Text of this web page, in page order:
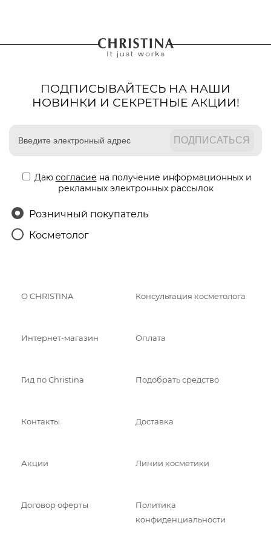
ПОДПИСЫВАЙТЕСЬ НА НАШИ
НОВИНКИ И СЕКРЕТНЫЕ АКЦИИ!
Даю согласие на получение информационных и
рекламных электронных рассылок
Розничный покупатель
Косметолог
О CHRISTINA Консультация косметолога
Интернет-магазин Оплата
Гид по Christina Подобрать средство
Контакты Доставка
Акции Линии косметики
Договор оферты
Политика
конфиденциальности